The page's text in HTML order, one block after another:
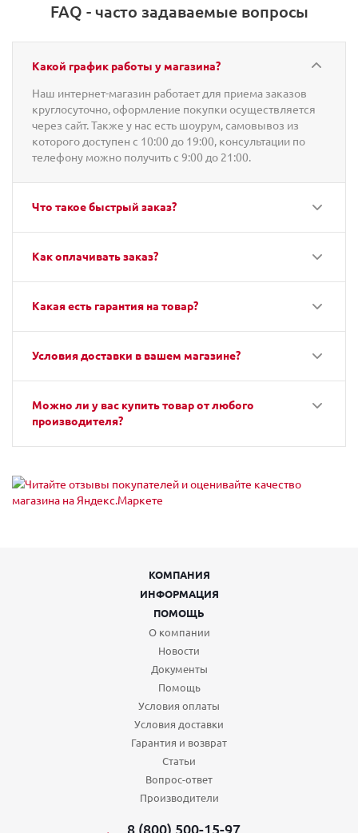
FAQ - часто задаваемые вопросы
Какой график работы у магазина?
Наш интернет-магазин работает для приема заказов
круглосуточно, оформление покупки осуществляется
через сайт. Также у нас есть шоурум, самовывоз из
которого доступен с 10:00 до 19:00, консультации по
телефону можно получить с 9:00 до 21:00.
Что такое быстрый заказ?
Как оплачивать заказ?
Какая есть гарантия на товар?
Условия доставки в вашем магазине?
Можно ли у вас купить товар от любого
производителя?
КОМПАНИЯ
ИНФОРМАЦИЯ
ПОМОЩЬ
О компании
Новости
Документы
Помощь
Условия оплаты
Условия доставки
Гарантия и возврат
Статьи
Вопрос-ответ
Производители
8 (800) 500-15-97